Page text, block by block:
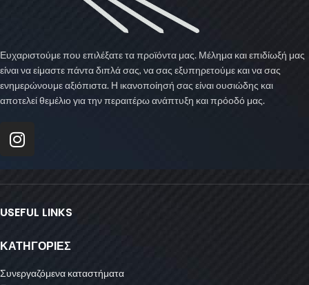
Ευχαριστούμε που επιλέξατε τα προϊόντα μας. Μέλημα και επιδίωξή μας
είναι να είμαστε πάντα διπλά σας, να σας εξυπηρετούμε και να σας
ενημερώνουμε αξιόπιστα. Η ικανοποίησή σας είναι ουσιώδης και
αποτελεί θεμέλιο για την περαιτέρω ανάπτυξη και πρόοδό μας.
USEFUL LINKS
ΚΑΤΗΓΟΡΙΕΣ
Συνεργαζόμενα καταστήματα